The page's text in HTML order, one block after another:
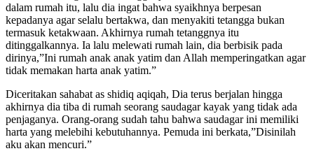
dalam rumah itu, lalu dia ingat bahwa syaikhnya berpesan
kepadanya agar selalu bertakwa, dan menyakiti tetangga bukan
termasuk ketakwaan. Akhirnya rumah tetanggnya itu
ditinggalkannya. Ia lalu melewati rumah lain, dia berbisik pada
dirinya,”Ini rumah anak anak yatim dan Allah memperingatkan agar
tidak memakan harta anak yatim.”
Diceritakan sahabat as shidiq aqiqah, Dia terus berjalan hingga
akhirnya dia tiba di rumah seorang saudagar kayak yang tidak ada
penjaganya. Orang-orang sudah tahu bahwa saudagar ini memiliki
harta yang melebihi kebutuhannya. Pemuda ini berkata,”Disinilah
aku akan mencuri.”